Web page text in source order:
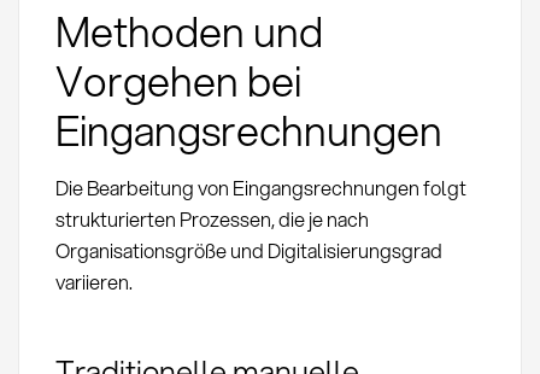
Methoden und
Vorgehen bei
Eingangsrechnungen
Die Bearbeitung von Eingangsrechnungen folgt
strukturierten Prozessen, die je nach
Organisationsgröße und Digitalisierungsgrad
variieren.